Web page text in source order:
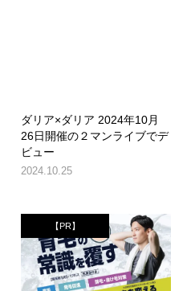
ダリア×ダリア 2024年10月
26日開催の２マンライブでデ
ビュー
2024.10.25
【PR】